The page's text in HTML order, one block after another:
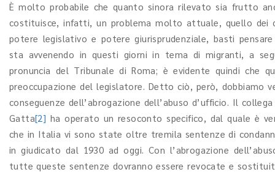
È molto probabile che quanto sinora rilevato sia frutto
costituisce, infatti, un problema molto attuale, quello dei
potere legislativo e potere giurisprudenziale, basti
sta avvenendo in questi giorni in tema di migranti, a
pronuncia del Tribunale di Roma; è evidente quindi che
preoccupazione del legislatore. Detto ciò, però, dobbiamo
conseguenze dell’abrogazione dell’abuso d’ufficio. Il
Gatta[2] ha operato un resoconto specifico, dal quale è
che in Italia vi sono state oltre tremila sentenze di
in giudicato dal 1930 ad oggi. Con l’abrogazione
tutte queste sentenze dovranno essere revocate e